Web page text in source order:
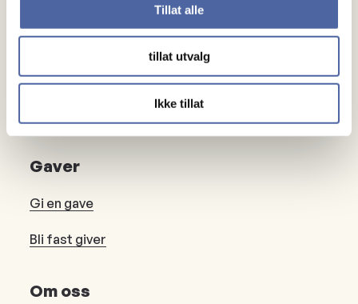
Tillat alle
tillat utvalg
Ikke tillat
Gaver
Gi en gave
Bli fast giver
Om oss